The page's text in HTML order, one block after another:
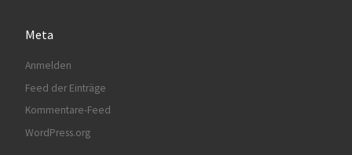
Meta
Anmelden
Feed der Einträge
Kommentare-Feed
WordPress.org